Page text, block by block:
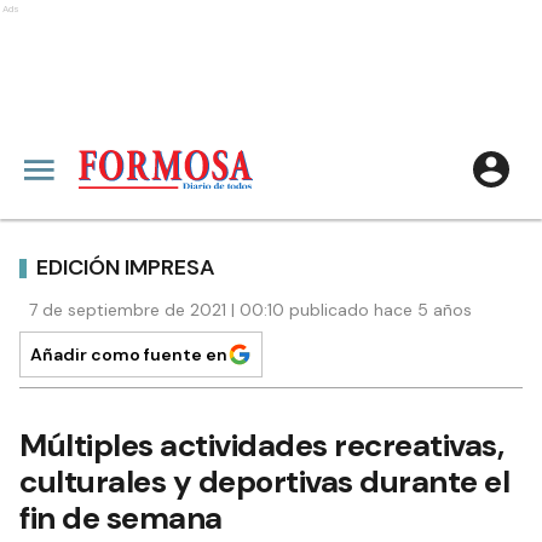
Ads
EDICIÓN IMPRESA
7 de septiembre de 2021 | 00:10 publicado hace 5 años
Añadir como fuente en
Múltiples actividades recreativas,
culturales y deportivas durante el
fin de semana